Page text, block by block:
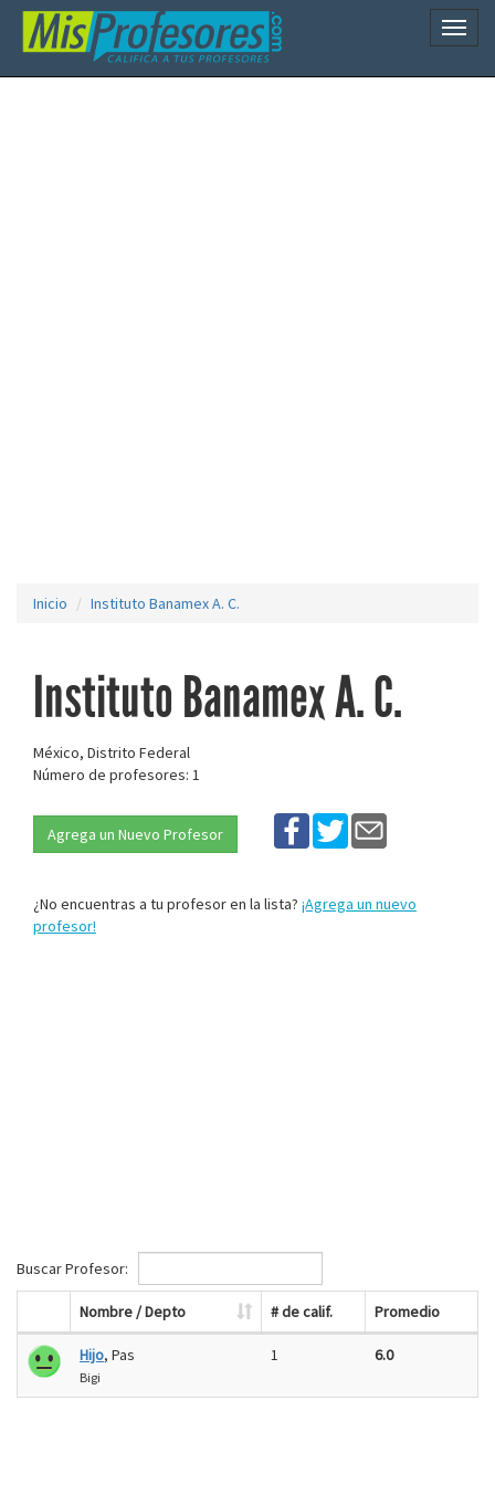
Inicio Instituto Banamex A. C.
Instituto Banamex A. C.
México, Distrito Federal
Número de profesores: 1
Agrega un Nuevo Profesor
¿No encuentras a tu profesor en la lista? ¡Agrega un nuevo
profesor!
Buscar Profesor:
Nombre / Depto # de calif. Promedio
Hijo, Pas
Bigi
1 6.0